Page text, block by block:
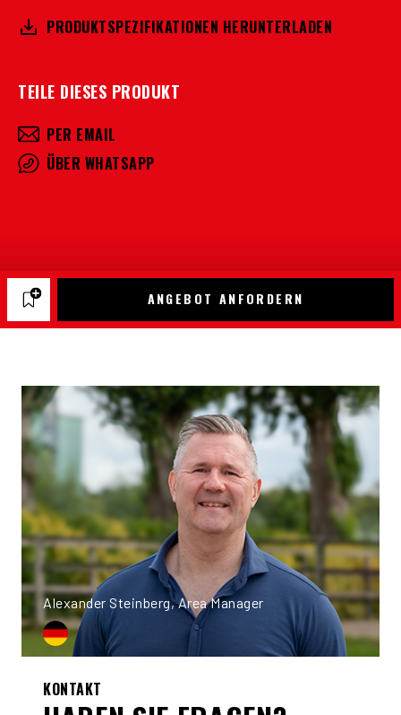
PRODUKTSPEZIFIKATIONEN HERUNTERLADEN
TEILE DIESES PRODUKT
PER EMAIL
ÜBER WHATSAPP
ANGEBOT ANFORDERN
Alexander Steinberg, Area Manager
KONTAKT